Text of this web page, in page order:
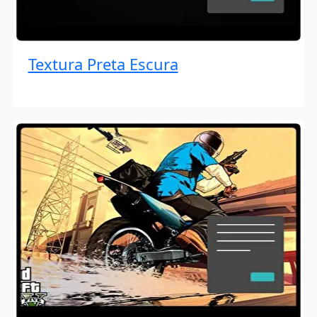
Textura Preta Escura